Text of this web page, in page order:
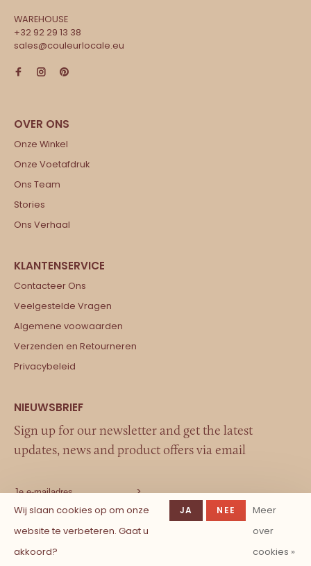
WAREHOUSE
+32 92 29 13 38
sales@couleurlocale.eu
Onze Winkel
Onze Voetafdruk
Ons Team
Stories
Ons Verhaal
Contacteer Ons
Veelgestelde Vragen
Algemene voowaarden
Verzenden en Retourneren
Privacybeleid
Sign up for our newsletter and get the latest
updates, news and product offers via email
Wij slaan cookies op om onze
website te verbeteren. Gaat u
akkoord?
JA NEE
Meer
over
cookies »